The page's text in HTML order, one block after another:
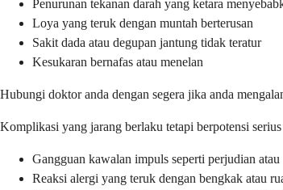
Penurunan tekanan darah yang ketara
Loya yang teruk dengan muntah berterusan
Sakit dada atau degupan jantung tidak teratur
Kesukaran bernafas atau menelan
Hubungi doktor anda dengan segera jika anda
Komplikasi yang jarang berlaku tetapi berpotensi
Gangguan kawalan impuls seperti perjudian
Reaksi alergi yang teruk dengan bengkak atau